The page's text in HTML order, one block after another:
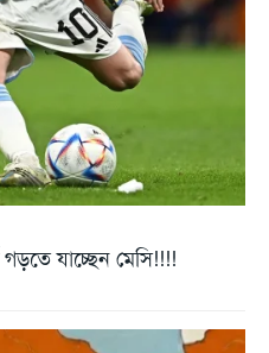
গড়তে যাচ্ছেন মেসি!!!!